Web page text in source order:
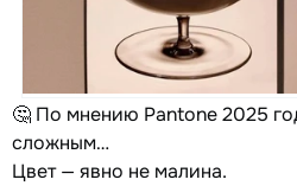
🤔 По мнению Pantone 2025
сложным…
Цвет — явно не малина.